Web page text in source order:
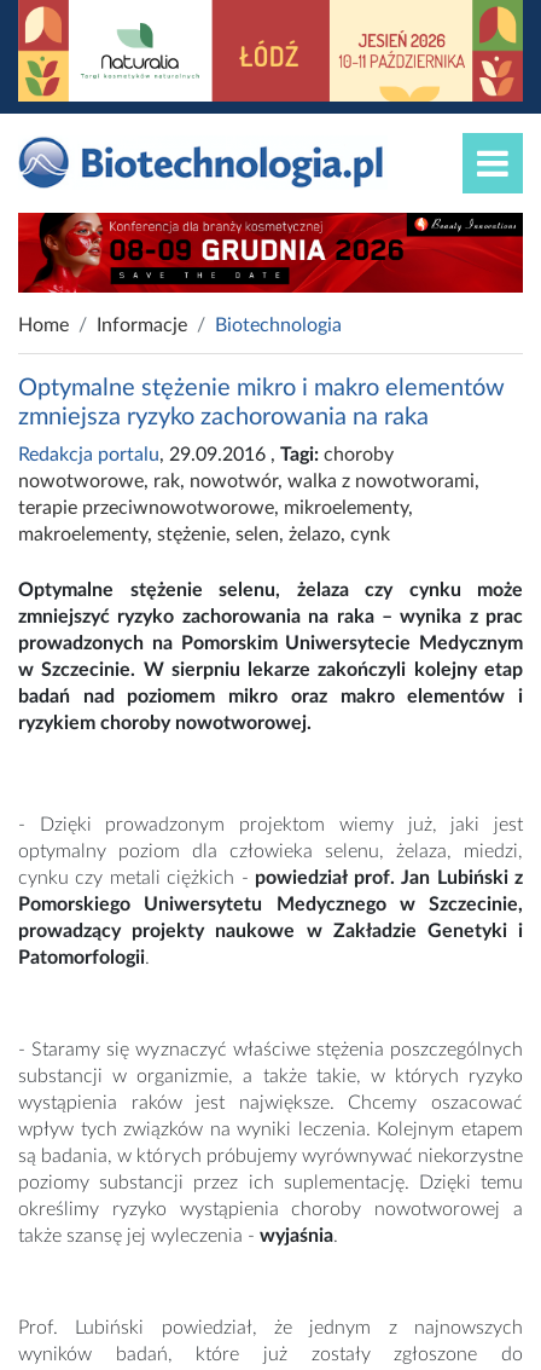
Home Informacje Biotechnologia
Optymalne stężenie mikro i makro elementów
zmniejsza ryzyko zachorowania na raka
Redakcja portalu, 29.09.2016 , Tagi: choroby
nowotworowe, rak, nowotwór, walka z nowotworami,
terapie przeciwnowotworowe, mikroelementy,
makroelementy, stężenie, selen, żelazo, cynk
Optymalne stężenie selenu, żelaza czy cynku może
zmniejszyć ryzyko zachorowania na raka – wynika z prac
prowadzonych na Pomorskim Uniwersytecie Medycznym
w Szczecinie. W sierpniu lekarze zakończyli kolejny etap
badań nad poziomem mikro oraz makro elementów i
ryzykiem choroby nowotworowej.
- Dzięki prowadzonym projektom wiemy już, jaki jest
optymalny poziom dla człowieka selenu, żelaza, miedzi,
cynku czy metali ciężkich - powiedział prof. Jan Lubiński z
Pomorskiego Uniwersytetu Medycznego w Szczecinie,
prowadzący projekty naukowe w Zakładzie Genetyki i
Patomorfologii.
- Staramy się wyznaczyć właściwe stężenia poszczególnych
substancji w organizmie, a także takie, w których ryzyko
wystąpienia raków jest największe. Chcemy oszacować
wpływ tych związków na wyniki leczenia. Kolejnym etapem
są badania, w których próbujemy wyrównywać niekorzystne
poziomy substancji przez ich suplementację. Dzięki temu
określimy ryzyko wystąpienia choroby nowotworowej a
także szansę jej wyleczenia - wyjaśnia.
Prof. Lubiński powiedział, że jednym z najnowszych
wyników badań, które już zostały zgłoszone do